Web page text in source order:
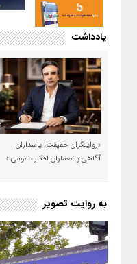
یادداشت
«روایتگران حقیقت، پاسداران
آگاهی و معماران افکار عمومی،»
به روایت تصویر